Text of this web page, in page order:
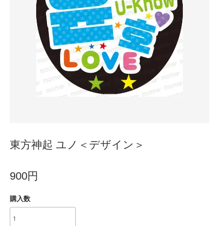
東方神起 ユノ＜デザイン＞
900円
購入数